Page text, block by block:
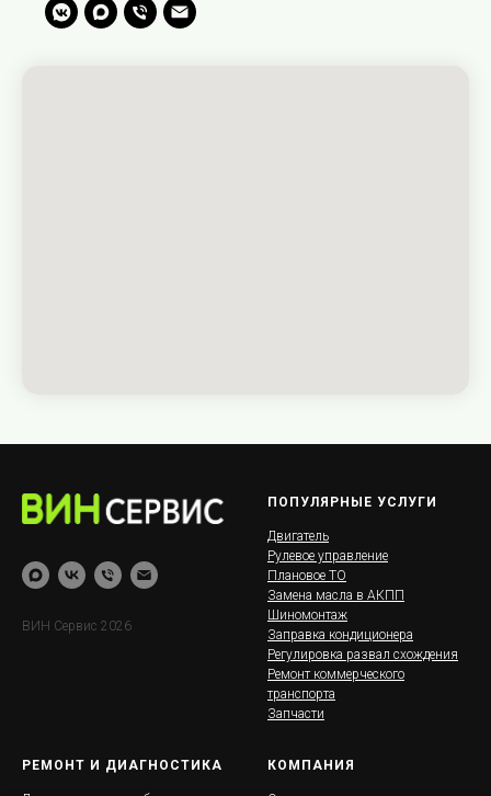
ВИН Сервис 2026
ПОПУЛЯРНЫЕ УСЛУГИ
Двигатель
Рулевое управление
Плановое ТО
Замена масла в АКПП
Шиномонтаж
Заправка кондиционера
Регулировка развал схождения
Ремонт коммерческого
транспорта
Запчасти
РЕМОНТ И ДИАГНОСТИКА КОМПАНИЯ